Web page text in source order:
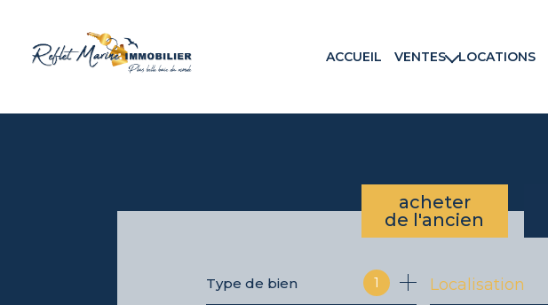
ACCUEIL VENTES
Maisons & Villas
Programmes neufs
LOCATIONS
acheter
de l'ancien
de l'ancien
Type de bien 1 Localisation